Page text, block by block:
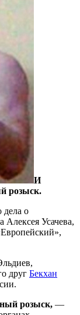
И
розыск.
дела о
Алексея Усачева,
друг Бекхан
розыск, —